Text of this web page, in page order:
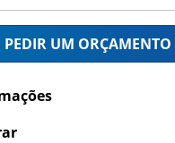
PEDIR UM ORÇAMENTO